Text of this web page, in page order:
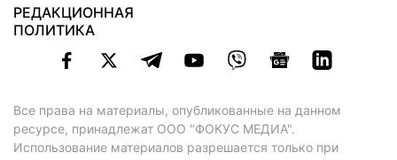
РЕДАКЦИОННАЯ
ПОЛИТИКА
Все права на материалы, опубликованные на данном
ресурсе, принадлежат ООО "ФОКУС МЕДИА".
Использование материалов разрешается только при